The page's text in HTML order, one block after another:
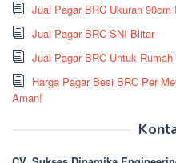
Jual Pagar BRC Ukuran 90cm
Jual Pagar BRC SNI Blitar
Jual Pagar BRC Untuk
Harga Pagar Besi BRC Per
Aman!